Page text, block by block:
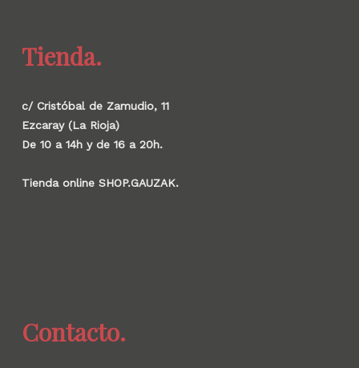
Tienda.
c/ Cristóbal de Zamudio, 11
Ezcaray (La Rioja)
De 10 a 14h y de 16 a 20h.
Tienda online SHOP.GAUZAK.
Contacto.